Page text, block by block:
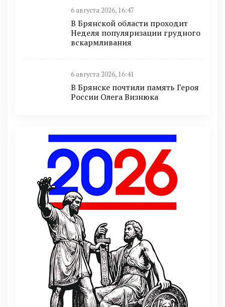
6 августа 2026, 16:47
В Брянской области проходит
Неделя популяризации грудного
вскармливания
6 августа 2026, 16:41
В Брянске почтили память Героя
России Олега Визнюка